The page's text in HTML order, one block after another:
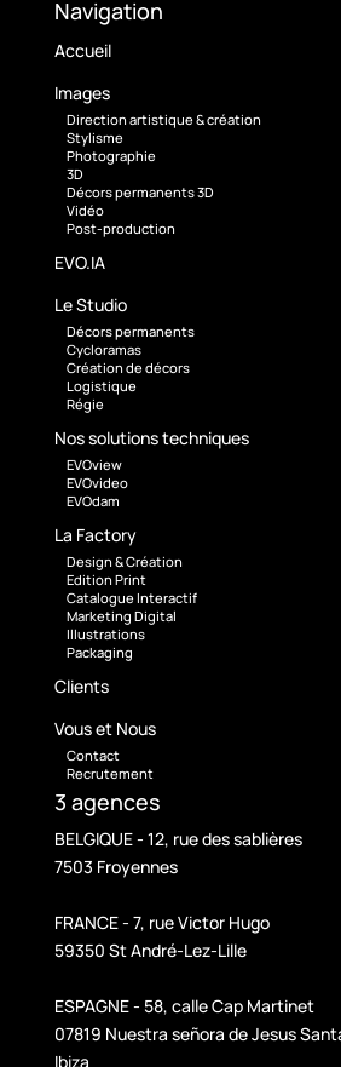
Navigation
Accueil
Images
Direction artistique & création
Stylisme
Photographie
3D
Décors permanents 3D
Vidéo
Post-production
EVO.IA
Le Studio
Décors permanents
Cycloramas
Création de décors
Logistique
Régie
Nos solutions techniques
EVOview
EVOvideo
EVOdam
La Factory
Design & Création
Edition Print
Catalogue Interactif
Marketing Digital
Illustrations
Packaging
Clients
Vous et Nous
Contact
Recrutement
3 agences
BELGIQUE - 12, rue des sablières
7503 Froyennes
FRANCE - 7, rue Victor Hugo
59350 St André-Lez-Lille
ESPAGNE - 58, calle Cap Martinet
07819 Nuestra señora de Jesus
Ibiza